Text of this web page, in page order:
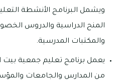
ويشمل البرنامج الأنشطة
المنح الدراسية والدروس
والمكتبات المدرسية.
يعمل برنامج تعليم جمعية بيت
من المدارس والجامعات